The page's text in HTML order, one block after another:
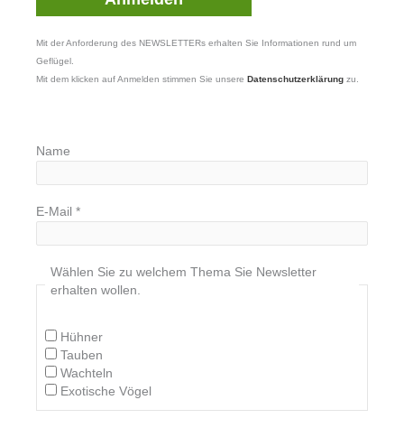
Mit der Anforderung des NEWSLETTERs erhalten Sie Informationen rund um
Geflügel.
Mit dem klicken auf Anmelden stimmen Sie unsere Datenschutzerklärung zu.
Name
E-Mail *
Wählen Sie zu welchem Thema Sie Newsletter
erhalten wollen.
Hühner
Tauben
Wachteln
Exotische Vögel